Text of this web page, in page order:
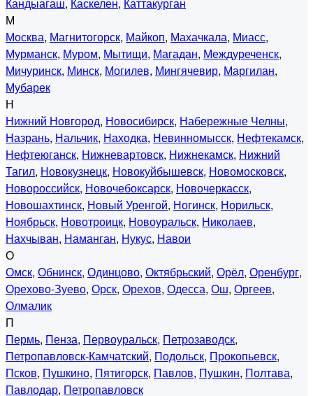
М
Москва, Магнитогорск, Майкоп, Махачкала, Миасс,
Мурманск, Муром, Мытищи, Магадан, Междуреченск,
Мичуринск, Минск, Могилев, Мингячевир, Маргилан,
Мубарек
Н
Нижний Новгород, Новосибирск, Набережные Челны,
Назрань, Нальчик, Находка, Невинномысск, Нефтекамск,
Нефтеюганск, Нижневартовск, Нижнекамск, Нижний
Тагил, Новокузнецк, Новокуйбышевск, Новомосковск,
Новороссийск, Новочебоксарск, Новочеркасск,
Новошахтинск, Новый Уренгой, Ногинск, Норильск,
Ноябрьск, Новотроицк, Новоуральск, Николаев,
Нахчыван, Наманган, Нукус, Навои
О
Омск, Обнинск, Одинцово, Октябрьский, Орёл, Оренбург,
Орехово-Зуево, Орск, Орехов, Одесса, Ош, Оргеев,
Олмалик
П
Пермь, Пенза, Первоуральск, Петрозаводск,
Петропавловск-Камчатский, Подольск, Прокопьевск,
Псков, Пушкино, Пятигорск, Павлов, Пушкин, Полтава,
Павлодар, Петропавловск